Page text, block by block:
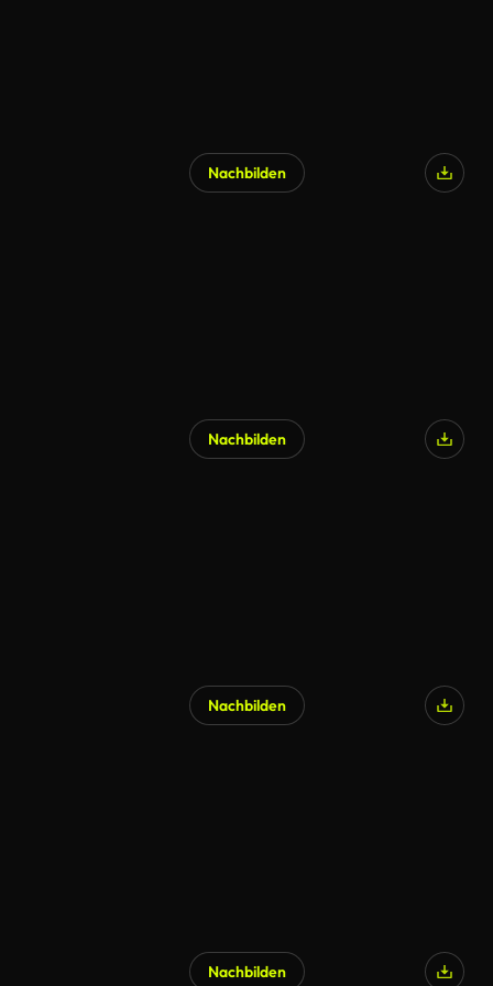
Nachbilden
Nachbilden
Nachbilden
Nachbilden